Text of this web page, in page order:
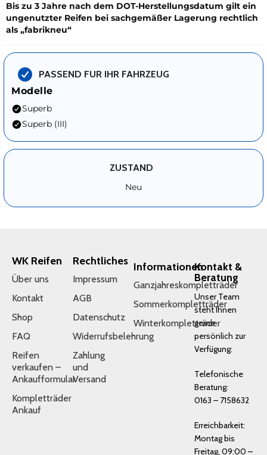
Bis zu 3 Jahre nach dem DOT-Herstellungsdatum gilt ein
ungenutzter Reifen bei sachgemäßer Lagerung rechtlich
als „fabrikneu“
PASSEND FUR IHR FAHRZEUG
Modelle
Superb
Superb (III)
ZUSTAND
Neu
WK Reifen
Über uns
Kontakt
Shop
FAQ
Reifen
verkaufen –
Ankaufformular
Kompletträder
Ankauf
Rechtliches
Impressum
AGB
Datenschutz
Widerrufsbelehrung
Zahlung
und
Versand
Informationen
Ganzjahreskompletträder
Sommerkompletträder
Winterkompletträder
Kontakt &
Beratung
Unser Team
steht Ihnen
gerne
persönlich zur
Verfügung:
Telefonische
Beratung:
0163 – 7158632
Erreichbarkeit:
Montag bis
Freitag, 09:00 –